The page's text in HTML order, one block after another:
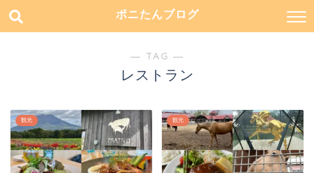
ポニたんブログ
― TAG ―
レストラン
観光 観光